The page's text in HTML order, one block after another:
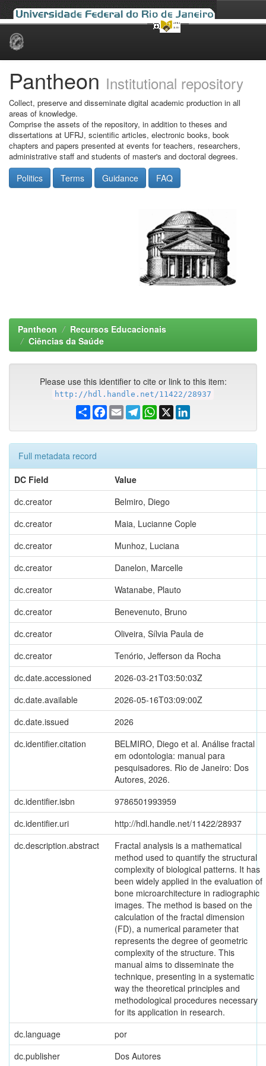
Skip
Pantheon Institutional repository
Collect, preserve and disseminate digital academic production in all
areas of knowledge.
Comprise the assets of the repository, in addition to theses and
dissertations at UFRJ, scientific articles, electronic books, book
chapters and papers presented at events for teachers, researchers,
administrative staff and students of master's and doctoral degrees.
Politics Terms Guidance FAQ
Pantheon
Recursos Educacionais
Ciências da Saúde
Please use this identifier to cite or link to this item:
http://hdl.handle.net/11422/28937
ShareFacebook
EmailTelegramWhatsApp
X
Full metadata record
DC Field
Value
dc.creator
Belmiro, Diego
dc.creator
Maia, Lucianne Cople
dc.creator
Munhoz, Luciana
dc.creator
Danelon, Marcelle
dc.creator
Watanabe, Plauto
dc.creator
Benevenuto, Bruno
dc.creator
Oliveira, Sílvia Paula de
dc.creator
Tenório, Jefferson da Rocha
dc.date.accessioned
2026-03-21T03:50:03Z
dc.date.available
2026-05-16T03:09:00Z
dc.date.issued
2026
dc.identifier.citation
BELMIRO, Diego et al. Análise fractal
em odontologia: manual para
pesquisadores. Rio de Janeiro: Dos
Autores, 2026.
dc.identifier.isbn
9786501993959
dc.identifier.uri
http://hdl.handle.net/11422/28937
dc.description.abstract
Fractal analysis is a mathematical
method used to quantify the structural
complexity of biological patterns. It has
been widely applied in the evaluation of
bone microarchitecture in radiographic
images. The method is based on the
calculation of the fractal dimension
(FD), a numerical parameter that
represents the degree of geometric
complexity of the structure. This
manual aims to disseminate the
technique, presenting in a systematic
way the theoretical principles and
methodological procedures necessary
for its application in research.
dc.language
por
dc.publisher
Dos Autores